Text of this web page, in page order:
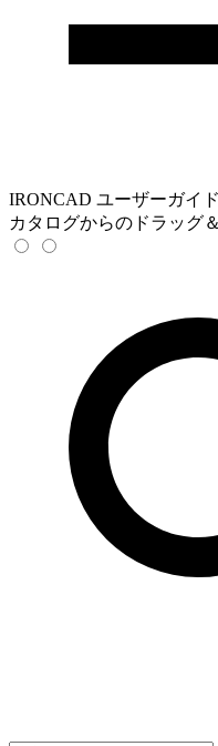
IRONCAD ユーザーガイド
カタログからのドラッグ